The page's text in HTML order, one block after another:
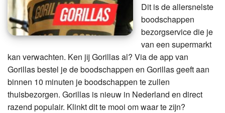
Dit is de allersnelste
boodschappen
bezorgservice die je
van een supermarkt
kan verwachten. Ken jij Gorillas al? Via de app van
Gorillas bestel je de boodschappen en Gorillas geeft aan
binnen 10 minuten je boodschappen te zullen
thuisbezorgen. Gorillas is nieuw in Nederland en direct
razend populair. Klinkt dit te mooi om waar te zijn?